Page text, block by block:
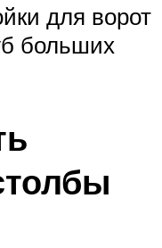
для ворот
больших